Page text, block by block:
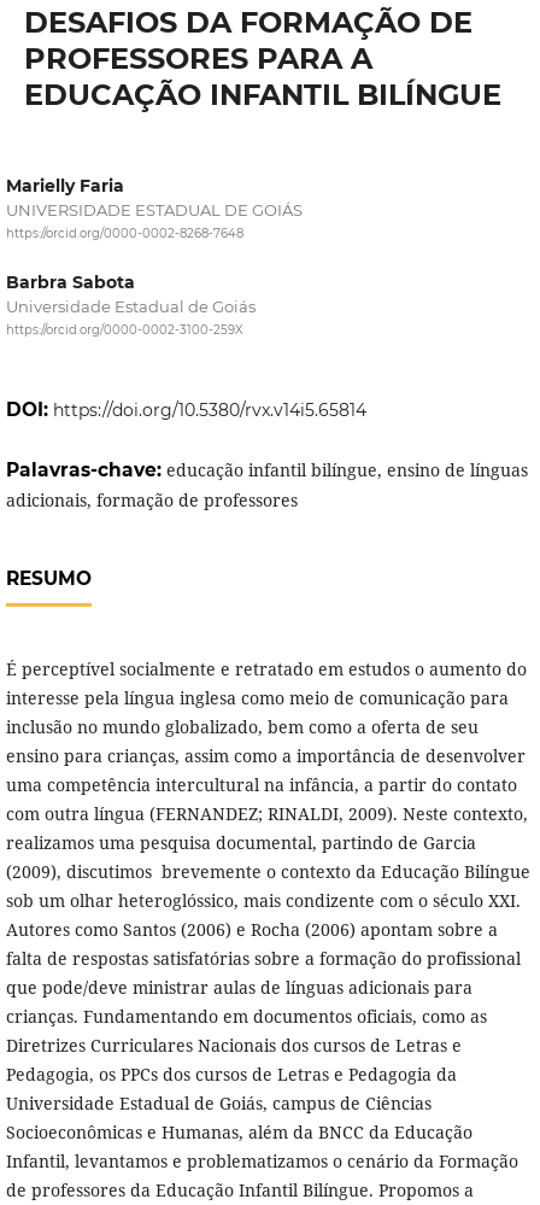
DESAFIOS DA FORMAÇÃO DE
PROFESSORES PARA A
EDUCAÇÃO INFANTIL BILÍNGUE
Marielly Faria
UNIVERSIDADE ESTADUAL DE GOIÁS
https://orcid.org/0000-0002-8268-7648
Barbra Sabota
Universidade Estadual de Goiás
https://orcid.org/0000-0002-3100-259X
DOI: https://doi.org/10.5380/rvx.v14i5.65814
Palavras-chave: educação infantil bilíngue, ensino de línguas
adicionais, formação de professores
RESUMO
É perceptível socialmente e retratado em estudos o aumento do
interesse pela língua inglesa como meio de comunicação para
inclusão no mundo globalizado, bem como a oferta de seu
ensino para crianças, assim como a importância de desenvolver
uma competência intercultural na infância, a partir do contato
com outra língua (FERNANDEZ; RINALDI, 2009). Neste contexto,
realizamos uma pesquisa documental, partindo de Garcia
(2009), discutimos brevemente o contexto da Educação Bilíngue
sob um olhar heteroglóssico, mais condizente com o século XXI.
Autores como Santos (2006) e Rocha (2006) apontam sobre a
falta de respostas satisfatórias sobre a formação do profissional
que pode/deve ministrar aulas de línguas adicionais para
crianças. Fundamentando em documentos oficiais, como as
Diretrizes Curriculares Nacionais dos cursos de Letras e
Pedagogia, os PPCs dos cursos de Letras e Pedagogia da
Universidade Estadual de Goiás, campus de Ciências
Socioeconômicas e Humanas, além da BNCC da Educação
Infantil, levantamos e problematizamos o cenário da Formação
de professores da Educação Infantil Bilíngue. Propomos a